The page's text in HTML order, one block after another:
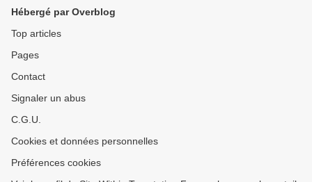
Hébergé par Overblog
Top articles
Pages
Contact
Signaler un abus
C.G.U.
Cookies et données personnelles
Préférences cookies